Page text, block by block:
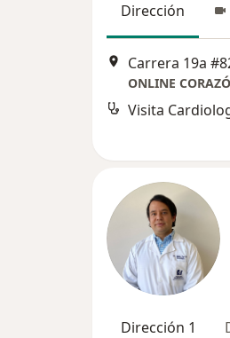
Dirección
Visita
Dirección 1